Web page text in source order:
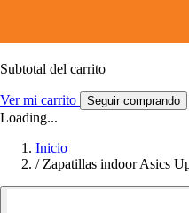
Subtotal del carrito
Ver mi carrito Seguir comprando
Loading...
Inicio
/ Zapatillas indoor Asics